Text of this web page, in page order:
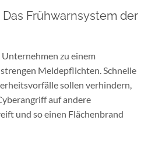
Frühwarnsystem der
zu einem
Meldepflichten. Schnelle
sollen verhindern,
auf andere
und so einen Flächenbrand